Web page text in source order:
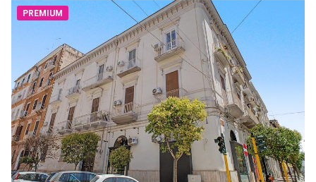
PREMIUM